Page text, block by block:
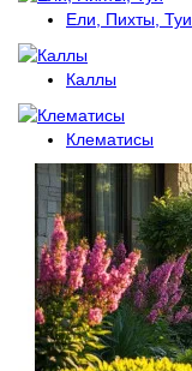
Ели, Пихты, Туи
Каллы
Клематисы